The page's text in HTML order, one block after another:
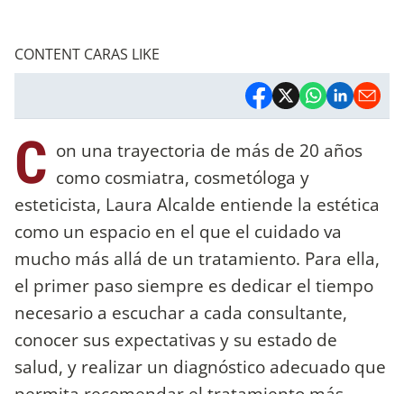
CONTENT CARAS LIKE
C on una trayectoria de más de 20 años
como cosmiatra, cosmetóloga y
esteticista, Laura Alcalde entiende la estética
como un espacio en el que el cuidado va
mucho más allá de un tratamiento. Para ella,
el primer paso siempre es dedicar el tiempo
necesario a escuchar a cada consultante,
conocer sus expectativas y su estado de
salud, y realizar un diagnóstico adecuado que